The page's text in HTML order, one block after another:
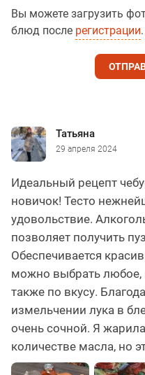
Вы можете загрузить
блюд после регистрации.
Татьяна
29 апреля 2024
Идеальный рецепт
новичок! Тесто
удовольствие.
позволяет получить
Обеспечивается
можно выбрать любое,
также по вкусу.
измельчении лука в
очень сочной. Я
количестве масла, но